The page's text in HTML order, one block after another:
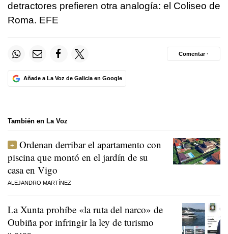
detractores prefieren otra analogía: el Coliseo de
Roma. EFE
Añade a La Voz de Galicia en Google
Comentar ·
También en La Voz
Ordenan derribar el apartamento con
piscina que montó en el jardín de su
casa en Vigo
ALEJANDRO MARTÍNEZ
La Xunta prohíbe «la ruta del narco» de
Oubiña por infringir la ley de turismo